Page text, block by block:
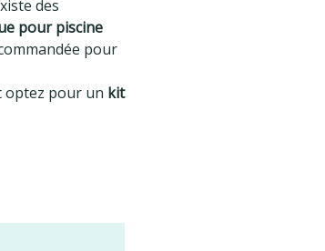
des
pour piscine
pour
optez pour un kit